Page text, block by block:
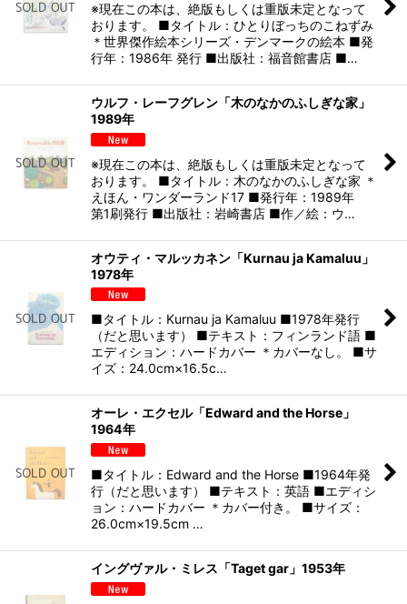
※現在この本は、絶版もしくは重版未定となって
おります。 ■タイトル：ひとりぼっちのこねずみ
＊世界傑作絵本シリーズ・デンマークの絵本 ■発
行年：1986年 発行 ■出版社：福音館書店 ■…
ウルフ・レーフグレン「木のなかのふしぎな家」
1989年
※現在この本は、絶版もしくは重版未定となって
おります。 ■タイトル：木のなかのふしぎな家 ＊
えほん・ワンダーランド17 ■発行年：1989年
第1刷発行 ■出版社：岩崎書店 ■作／絵：ウ…
オウティ・マルッカネン「Kurnau ja Kamaluu」
1978年
■タイトル：Kurnau ja Kamaluu ■1978年発行
（だと思います） ■テキスト：フィンランド語 ■
エディション：ハードカバー ＊カバーなし。 ■サ
イズ：24.0cm×16.5c…
オーレ・エクセル「Edward and the Horse」
1964年
■タイトル：Edward and the Horse ■1964年発
行（だと思います） ■テキスト：英語 ■エディシ
ョン：ハードカバー ＊カバー付き。 ■サイズ：
26.0cm×19.5cm …
イングヴァル・ミレス「Taget gar」1953年